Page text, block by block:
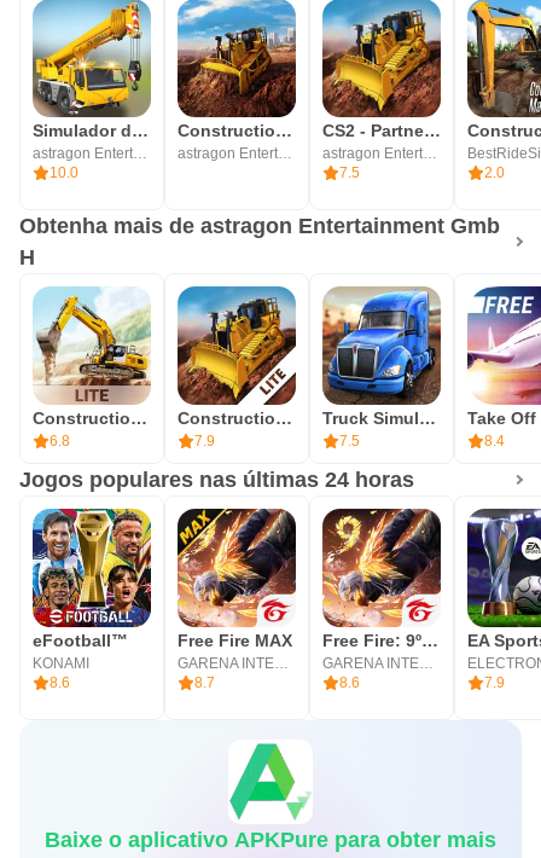
Mude a cara de Neustein com seu trabalho!
Simulador de construção 2014
astragon Entertainment GmbH
10.0
Construction Simulator 2
astragon Entertainment GmbH
CS2 - Partner Edition
astragon Entertainment GmbH
7.5
2.0
Obtenha mais de astragon Entertainment Gmb
H
Construction Simulator 3 Lite
6.8
Construction Simulator 2 Lite
7.9
Truck Simulation 19
7.5 8.4
Jogos populares nas últimas 24 horas
eFootball™
KONAMI
8.6
Free Fire MAX
GARENA INTERNATIONAL I
8.7
Free Fire: 9º Aniversário
GARENA INTERNATIONAL I
8.6
7.9
Baixe o aplicativo APKPure para obter mais